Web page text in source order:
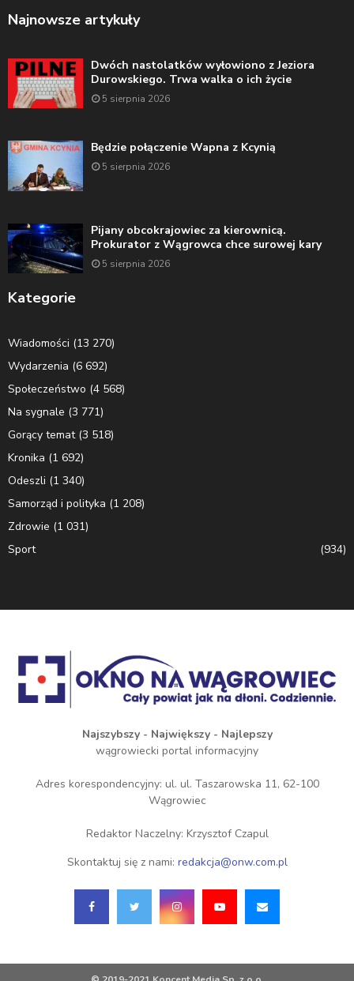
Najnowsze artykuły
Dwóch nastolatków wyłowiono z Jeziora
Durowskiego. Trwa walka o ich życie
5 sierpnia 2026
Będzie połączenie Wapna z Kcynią
5 sierpnia 2026
Pijany obcokrajowiec za kierownicą.
Prokurator z Wągrowca chce surowej kary
5 sierpnia 2026
Kategorie
Wiadomości (13 270)
Wydarzenia (6 692)
Społeczeństwo (4 568)
Na sygnale (3 771)
Gorący temat(3 518)
Kronika (1 692)
Odeszli (1 340)
Samorząd i polityka (1 208)
Zdrowie (1 031)
Sport
(934)
Najszybszy - Największy - Najlepszy
wągrowiecki portal informacyjny
Adres korespondencyjny: ul. ul. Taszarowska 11, 62-100
Wągrowiec
Redaktor Naczelny: Krzysztof Czapul
Skontaktuj się z nami: redakcja@onw.com.pl